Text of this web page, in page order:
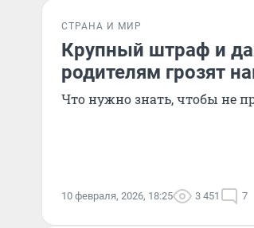
СТРАНА И МИР
Крупный штраф и
родителям грозят
Что нужно знать, чтобы не
10 февраля, 2026, 18:25 3 451 7